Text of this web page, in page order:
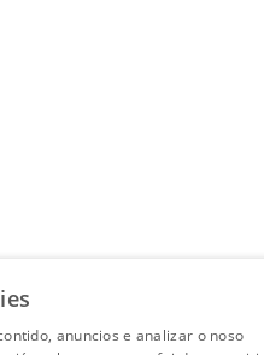
anuncios e analizar o noso